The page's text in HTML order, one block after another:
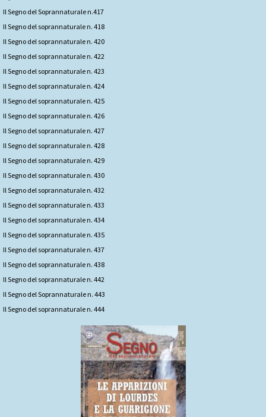
Il Segno del Soprannaturale n.417
Il Segno del soprannaturale n. 418
Il Segno del soprannaturale n. 420
Il Segno del soprannaturale n. 422
Il Segno del soprannaturale n. 423
Il Segno del soprannaturale n. 424
Il Segno del soprannaturale n. 425
Il Segno del soprannaturale n. 426
Il Segno del soprannaturale n. 427
Il Segno del soprannaturale n. 428
Il Segno del soprannaturale n. 429
Il Segno del soprannaturale n. 430
Il Segno del soprannaturale n. 432
Il Segno del soprannaturale n. 433
Il Segno del soprannaturale n. 434
Il Segno del soprannaturale n. 435
Il Segno del soprannaturale n. 437
Il Segno del soprannaturale n. 438
ll Segno del soprannaturale n. 442
Il Segno del Soprannaturale n. 443
Il Segno del soprannaturale n. 444